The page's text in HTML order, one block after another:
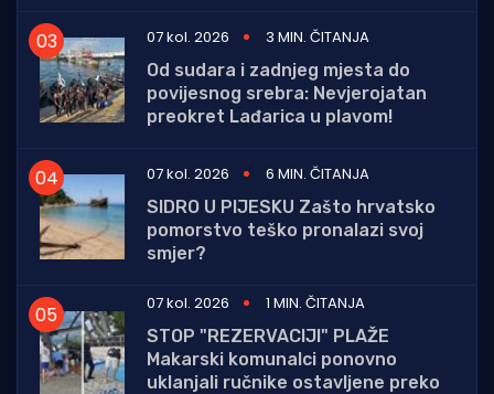
07 kol. 2026
3 MIN. ČITANJA
Od sudara i zadnjeg mjesta do
povijesnog srebra: Nevjerojatan
preokret Lađarica u plavom!
07 kol. 2026
6 MIN. ČITANJA
SIDRO U PIJESKU Zašto hrvatsko
pomorstvo teško pronalazi svoj
smjer?
07 kol. 2026
1 MIN. ČITANJA
STOP "REZERVACIJI" PLAŽE
Makarski komunalci ponovno
uklanjali ručnike ostavljene preko